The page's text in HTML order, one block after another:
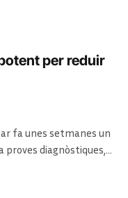
per reduir
fa unes setmanes un
proves diagnòstiques,…